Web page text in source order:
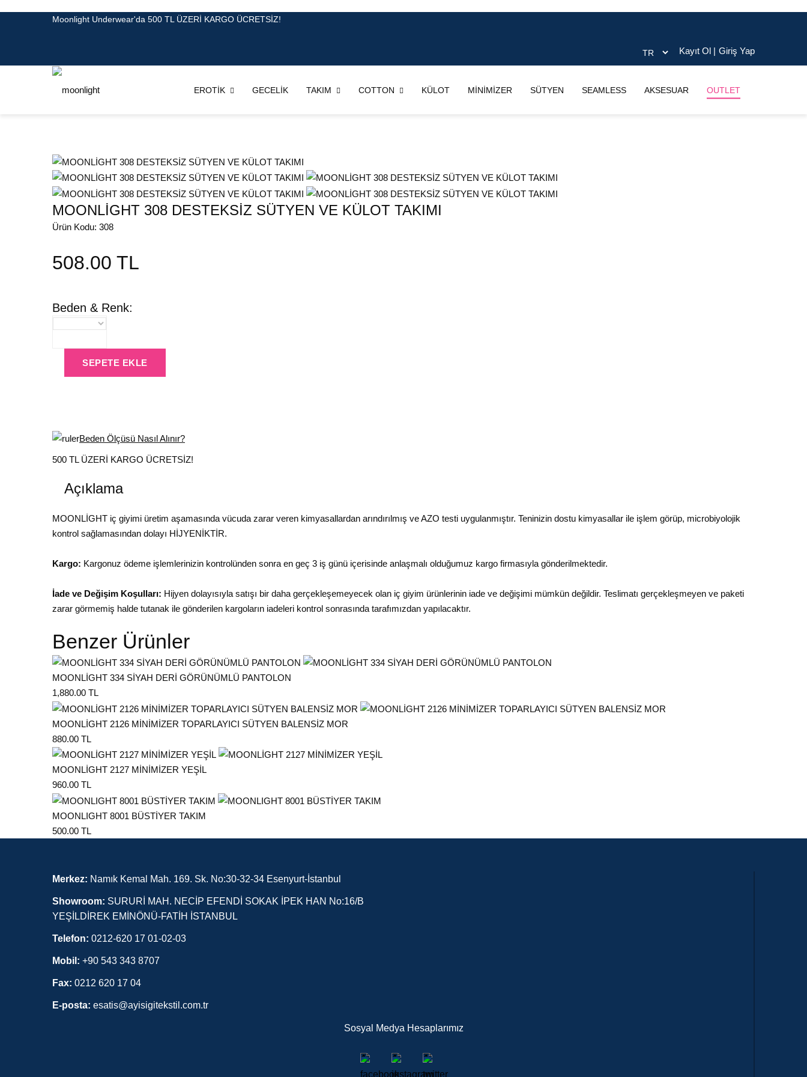
Moonlight Underwear'da 500 TL ÜZERİ KARGO ÜCRETSİZ!
Giriş Yap
Kayıt Ol |
EROTİK GECELİK TAKIM COTTON KÜLOT MİNİMİZER SÜTYEN SEAMLESS AKSESUAR OUTLET
MOONLİGHT 308 DESTEKSİZ SÜTYEN VE KÜLOT TAKIMI
Ürün Kodu: 308
508.00 TL
Beden & Renk:
SEPETE EKLE
Beden Ölçüsü Nasıl Alınır?
500 TL ÜZERİ KARGO ÜCRETSİZ!
Açıklama
MOONLİGHT iç giyimi üretim aşamasında vücuda zarar veren kimyasallardan arındırılmış ve AZO testi uygulanmıştır. Teninizin dostu kimyasallar ile işlem görüp, microbiyolojik
kontrol sağlamasından dolayı HİJYENİKTİR.
Kargo: Kargonuz ödeme işlemlerinizin kontrolünden sonra en geç 3 iş günü içerisinde anlaşmalı olduğumuz kargo firmasıyla gönderilmektedir.
İade ve Değişim Koşulları: Hijyen dolayısıyla satışı bir daha gerçekleşemeyecek olan iç giyim ürünlerinin iade ve değişimi mümkün değildir. Teslimatı gerçekleşmeyen ve paketi
zarar görmemiş halde tutanak ile gönderilen kargoların iadeleri kontrol sonrasında tarafımızdan yapılacaktır.
Benzer Ürünler
MOONLİGHT 334 SİYAH DERİ GÖRÜNÜMLÜ PANTOLON
1,880.00 TL
MOONLİGHT 2126 MİNİMİZER TOPARLAYICI SÜTYEN BALENSİZ MOR
880.00 TL
MOONLİGHT 2127 MİNİMİZER YEŞİL
960.00 TL
MOONLIGHT 8001 BÜSTİYER TAKIM
500.00 TL
Merkez: Namık Kemal Mah. 169. Sk. No:30-32-34 Esenyurt-İstanbul
Showroom: SURURİ MAH. NECİP EFENDİ SOKAK İPEK HAN No:16/B
YEŞİLDİREK EMİNÖNÜ-FATİH İSTANBUL
Telefon: 0212-620 17 01-02-03
Mobil: +90 543 343 8707
Fax: 0212 620 17 04
E-posta: esatis@ayisigitekstil.com.tr
Sosyal Medya Hesaplarımız